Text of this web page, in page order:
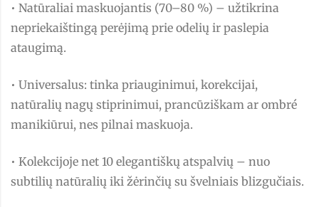
• Natūraliai maskuojantis (70–80 %) – užtikrina
nepriekaištingą perėjimą prie odelių ir paslepia
ataugimą.
• Universalus: tinka priauginimui, korekcijai,
natūralių nagų stiprinimui, prancūziškam ar ombré
manikiūrui, nes pilnai maskuoja.
• Kolekcijoje net 10 elegantiškų atspalvių – nuo
subtilių natūralių iki žėrinčių su švelniais blizgučiais.